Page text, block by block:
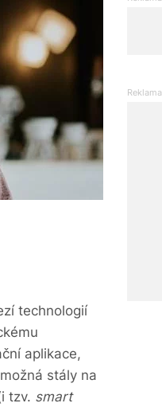
technologií
aplikace,
možná stály na
tzv. smart